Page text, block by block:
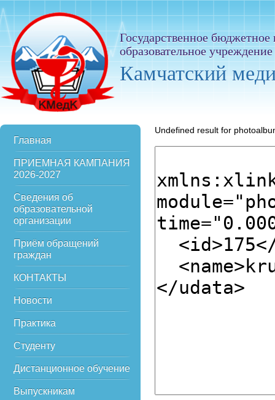
Государственное
образовательное
Камчатский
Главная
ПРИЕМНАЯ КАМПАНИЯ
2026-2027
Сведения об
образовательной
организации
Приём обращений
граждан
КОНТАКТЫ
Новости
Практика
Студенту
Дистанционное обучение
Выпускникам
Undefined result for